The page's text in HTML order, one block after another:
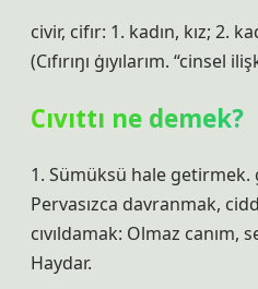
civir, cifır: 1. kadın, kız; 2.
(Cıfırıŋı ġıyılarım. “cinsel
Cıvıttı ne demek?
1. Sümüksü hale getirmek.
Pervasızca davranmak,
cıvıldamak: Olmaz canım,
Haydar.